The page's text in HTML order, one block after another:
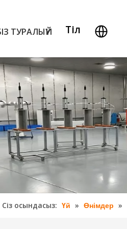
ҮЙ
ТУРАЛЫ Тіл
Сіз осындасыз: Үй » Өнімдер »